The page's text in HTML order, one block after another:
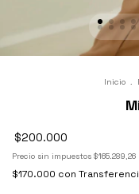
Inicio .
$200.000
Precio sin impuestos $165.289,26
$170.000 con